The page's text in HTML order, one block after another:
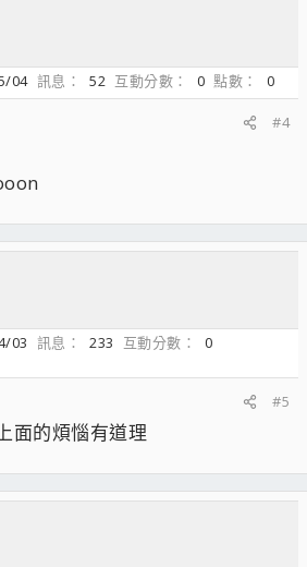
04 訊息 52 互動分數 0 點數
0
#4
03 訊息 233 互動分數
0
#5
面的煩惱有道理